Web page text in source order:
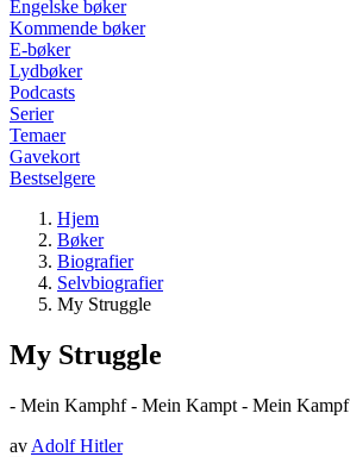
Engelske bøker
Kommende bøker
E-bøker
Lydbøker
Podcasts
Serier
Temaer
Gavekort
Bestselgere
Hjem
Bøker
Biografier
Selvbiografier
My Struggle
My Struggle
- Mein Kamphf - Mein Kampt - Mein Kampf
av Adolf Hitler